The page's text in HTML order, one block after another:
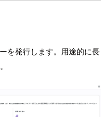
を発行します。用途的に長